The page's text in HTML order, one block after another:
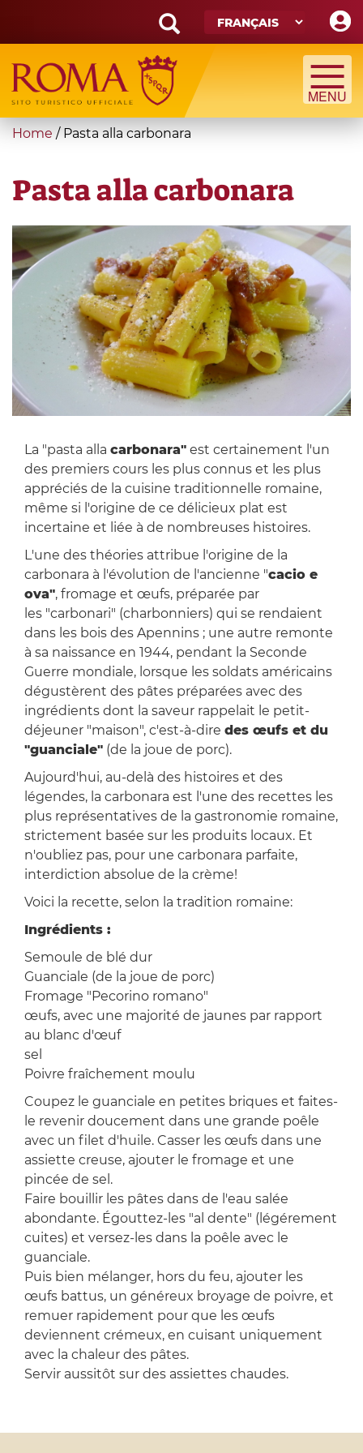
main
content
Search
form
Recherche
You
here
Home / Pasta alla carbonara
Pasta alla carbonara
La "pasta alla carbonara"est certainement l'un
des premiers cours les plus connus et les plus
appréciés de la cuisine traditionnelle romaine,
même si l'origine de ce délicieux plat est
incertaine et liée à de nombreuses histoires.
L'une des théories attribue l'origine de la
carbonara à l'évolution de l'ancienne "cacio e
ova", fromage et œufs, préparée par
les "carbonari" (charbonniers) qui se rendaient
dans les bois des Apennins ; une autre remonte
à sa naissance en 1944, pendant la Seconde
Guerre mondiale, lorsque les soldats américains
dégustèrent des pâtes préparées avec des
ingrédients dont la saveur rappelait le petit-
déjeuner "maison", c'est-à-dire des œufs et du
"guanciale"(de la joue de porc).
Aujourd'hui, au-delà des histoires et des
légendes, la carbonara est l'une des recettes les
plus représentatives de la gastronomie romaine,
strictement basée sur les produits locaux. Et
n'oubliez pas, pour une carbonara parfaite,
interdiction absolue de la crème!
Voici la recette, selon la tradition romaine:
Ingrédients :
Semoule de blé dur
Guanciale (de la joue de porc)
Fromage "Pecorino romano"
œufs, avec une majorité de jaunes par rapport
au blanc d'œuf
sel
Poivre fraîchement moulu
Coupez le guanciale en petites briques et faites-
le revenir doucement dans une grande poêle
avec un filet d'huile. Casser les œufs dans une
assiette creuse, ajouter le fromage et une
pincée de sel.
Faire bouillir les pâtes dans de l'eau salée
abondante. Égouttez-les "al dente" (légérement
cuites) et versez-les dans la poêle avec le
guanciale.
Puis bien mélanger, hors du feu, ajouter les
œufs battus, un généreux broyage de poivre, et
remuer rapidement pour que les œufs
deviennent crémeux, en cuisant uniquement
avec la chaleur des pâtes.
Servir aussitôt sur des assiettes chaudes.